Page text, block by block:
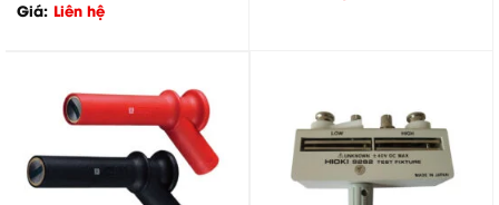
Giá: Liên hệ